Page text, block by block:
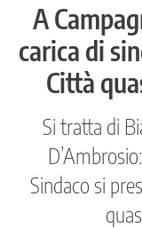
A
carica di
Città
Si tratta di
Sindaco si